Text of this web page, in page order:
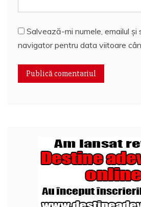
Salvează-mi numele, emailul
navigator pentru data viitoare